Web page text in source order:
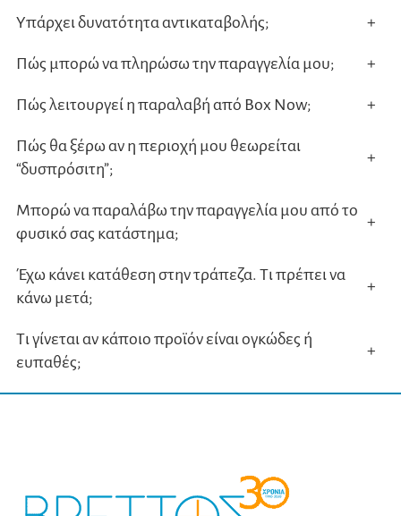
Υπάρχει δυνατότητα αντικαταβολής; +
Πώς μπορώ να πληρώσω την παραγγελία μου; +
Πώς λειτουργεί η παραλαβή από Box Now; +
Πώς θα ξέρω αν η περιοχή μου θεωρείται
“δυσπρόσιτη”;
+
Μπορώ να παραλάβω την παραγγελία μου από το
φυσικό σας κατάστημα;
+
Έχω κάνει κατάθεση στην τράπεζα. Τι πρέπει να
κάνω μετά;
+
Τι γίνεται αν κάποιο προϊόν είναι ογκώδες ή
ευπαθές;
+